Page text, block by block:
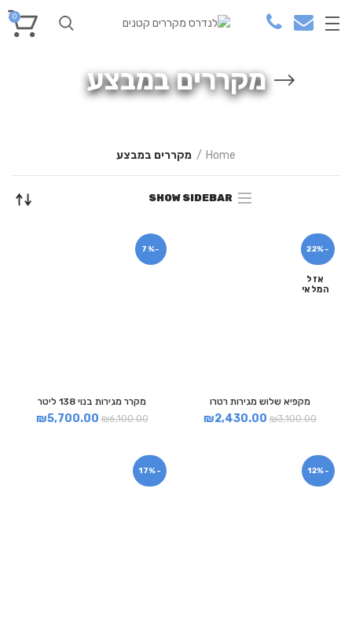
0
מקררים במבצע
Home מקררים במבצע
SHOW SIDEBAR
-22%
אזל
המלאי
מקפיא שלוש מגירות רטרו
₪3,100.00
₪2,430.00
-7%
מקרר מגירות בנוי 138 ליטר
₪6,100.00
₪5,700.00
-12%
-17%